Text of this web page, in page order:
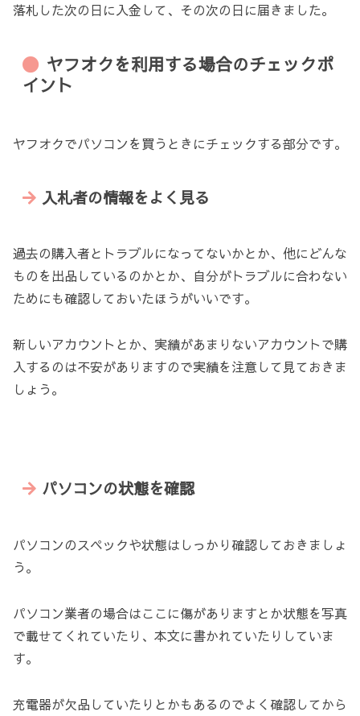
落札した次の日に入金して、その次の日に届きました。
ヤフオクを利用する場合のチェックポ
イント
ヤフオクでパソコンを買うときにチェックする部分です。
入札者の情報をよく見る
過去の購入者とトラブルになってないかとか、他にどんな
ものを出品しているのかとか、自分がトラブルに合わない
ためにも確認しておいたほうがいいです。
新しいアカウントとか、実績があまりないアカウントで購
入するのは不安がありますので実績を注意して見ておきま
しょう。
パソコンの状態を確認
パソコンのスペックや状態はしっかり確認しておきましょ
う。
パソコン業者の場合はここに傷がありますとか状態を写真
で載せてくれていたり、本文に書かれていたりしていま
す。
充電器が欠品していたりとかもあるのでよく確認してから